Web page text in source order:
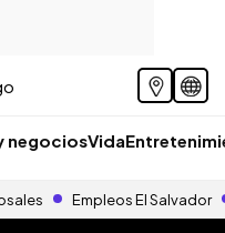
negociosVida
Empleos El Salvador